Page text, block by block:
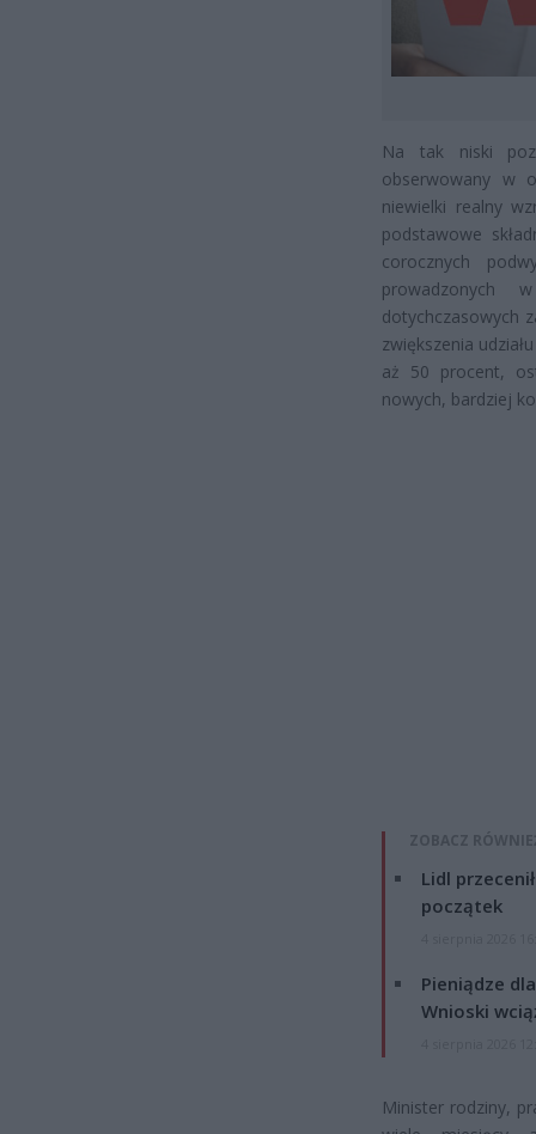
Na tak niski
obserwowany w
niewielki realny
podstawowe
corocznych
prowadzonych
dotychczasowych
zwiększenia
aż 50 procent,
nowych, bardziej
ZOBACZ
Lidl
początek
Pieniądze
Wnioski
Minister rodziny,